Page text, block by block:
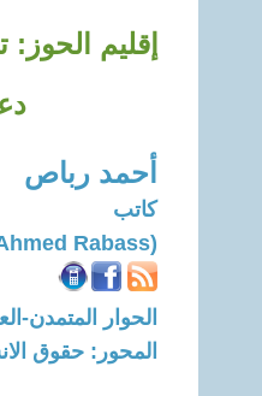
إقليم
أحمد رباص
كاتب
(Ahmed Rabass)
الحوار المتمدن-العدد: 8241 - 2025 / 2 /
المحور: حقوق